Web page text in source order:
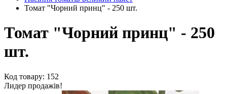
Томат "Чорний принц" - 250 шт.
Томат "Чорний принц" - 250
шт.
Код товару: 152
Лидер продажів!